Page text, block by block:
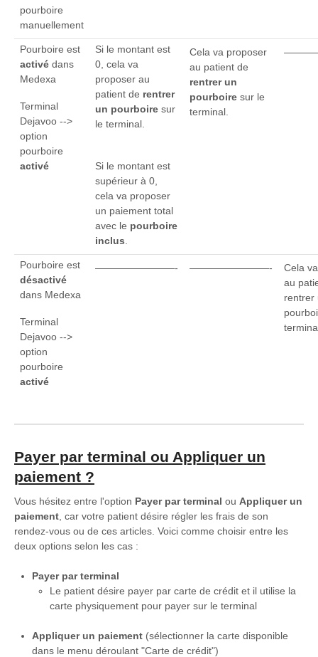
pourboire
manuellement
Pourboire est
activé dans
Medexa
Terminal
Dejavoo -->
option
pourboire
activé
Si le montant est
0, cela va
proposer au
patient de rentrer
un pourboire sur
le terminal.
Si le montant est
supérieur à 0,
cela va proposer
un paiement total
avec le pourboire
inclus.
Cela va proposer
au patient de
rentrer un
pourboire sur le
terminal.
Pourboire est
désactivé
dans Medexa
Terminal
Dejavoo -->
option
pourboire
activé
————————- ————————-
Cela
au
rentrer
Payer par terminal ou Appliquer un
paiement ?
Vous hésitez entre l'option Payer par terminal ou Appliquer un
paiement , car votre patient désire régler les frais de son
rendez-vous ou de ces articles. Voici comme choisir entre les
deux options selon les cas :
Payer par terminal
Le patient désire payer par carte de crédit et il utilise la
carte physiquement pour payer sur le terminal
Appliquer un paiement (sélectionner la carte disponible
dans le menu déroulant "Carte de crédit")